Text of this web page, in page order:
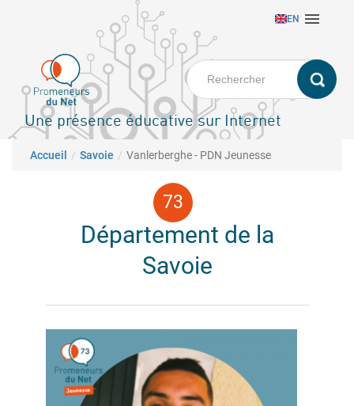
principal
EN 
Une présence éducative sur Internet
Fil d'Ariane
Accueil Savoie Vanlerberghe - PDN Jeunesse
Département de la
Savoie